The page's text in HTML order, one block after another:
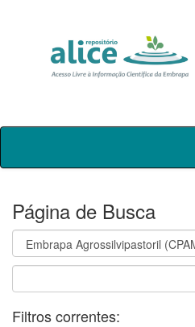
Skip
Página de Busca
Filtros correntes: